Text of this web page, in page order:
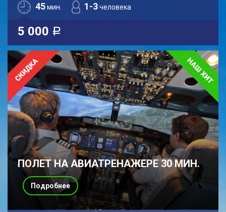
45мин. 1-3человека
5 000 a
ПОЛЕТ НА АВИАТРЕНАЖЕРЕ 30 МИН.
Подробнее